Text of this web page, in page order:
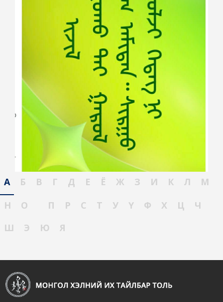
А Б В Г Д Е Ё Ж З И К Л
М
Н
О П Р С Т У Ү Ф Х Ц
Ч
Ш
Э Ю Я